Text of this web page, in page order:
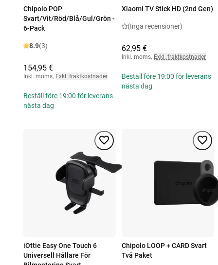
Chipolo POP
Svart/Vit/Röd/Blå/Gul/Grön -
6-Pack
8.9(3)
154,95 €
Inkl. moms, Exkl. fraktkostnader
Beställ före 19:00 för leverans
nästa dag
Xiaomi TV Stick HD (2nd Gen)
(Inga recensioner)
62,95 €
Inkl. moms, Exkl. fraktkostnader
Beställ före 19:00 för leverans
nästa dag
iOttie Easy One Touch 6
Universell Hållare För
Chipolo LOOP + CARD Svart
Två Paket